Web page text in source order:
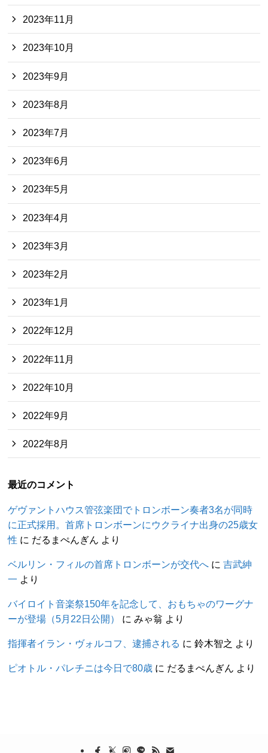
2023年11月
2023年10月
2023年9月
2023年8月
2023年7月
2023年6月
2023年5月
2023年4月
2023年3月
2023年2月
2023年1月
2022年12月
2022年11月
2022年10月
2022年9月
2022年8月
最近のコメント
ゲヴァントハウス管弦楽団でトロンボーン奏者3名が同時
に正式採用。首席トロンボーンにウクライナ出身の25歳女
性 に だるまぺんぎん より
ベルリン・フィルの首席トロンボーンが交代へ に吉武紳
一 より
バイロイト音楽祭150年を記念して、おもちゃのワーグナ
ーが登場（5月22日公開）
にみゃ翁 より
指揮者イラン・ヴォルコフ、逮捕される に鈴木智之 より
ピオトル・パレチニは今日で80歳 に だるまぺんぎん より